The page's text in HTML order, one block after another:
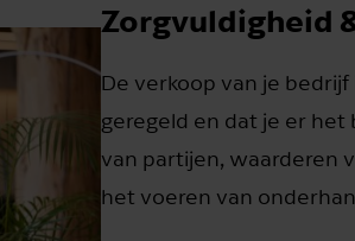
Zorgvuldigheid
De verkoop van je
geregeld en dat je er het
van partijen, waarderen
het voeren van